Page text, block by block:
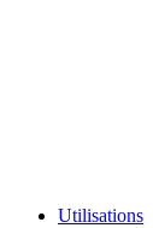
Utilisations